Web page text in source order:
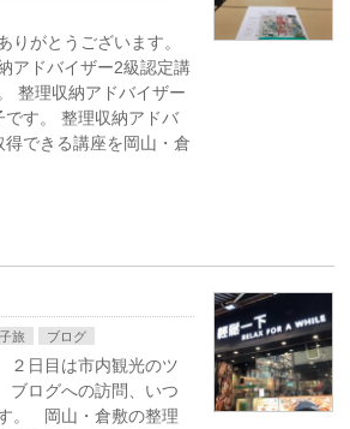
りがとうございます。
アドバイザー2級認定講
整理収納アドバイザー
す。 整理収納アドバ
できる講座を岡山・倉
旅 ブログ
２日目は市内観光のツ
ログへの訪問、いつ
。 岡山・倉敷の整理